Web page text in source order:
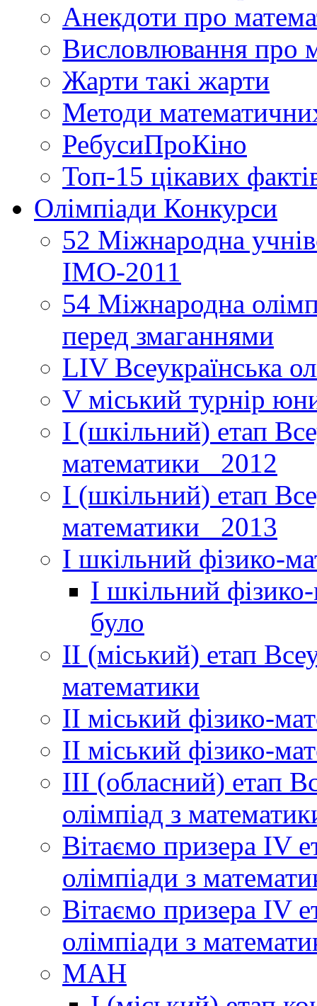
Анекдоти про
Висловлювання про
Жарти такі жарти
Методи
РебусиПроКіно
Топ-15 цікавих
Олімпіади Конкурси
52 Міжнародна
ІМО-2011
54 Міжнародна
перед змаганнями
LIV Всеукраїнська
V міський турнір
І (шкільний) етап
математики _2012
І (шкільний) етап
математики _2013
І шкільний фізико-
І шкільний
було
ІІ (міський) етап
математики
ІІ міський фізико-
ІІ міський фізико-
ІІІ (обласний) етап
олімпіад з
Вітаємо призера ІV
олімпіади з
Вітаємо призера ІV
олімпіади з
МАН